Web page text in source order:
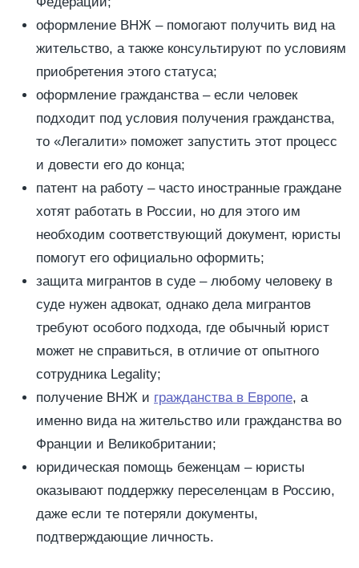
оформление ВНЖ – помогают получить вид на
жительство, а также консультируют по условиям
приобретения этого статуса;
оформление гражданства – если человек
подходит под условия получения гражданства,
то «Легалити» поможет запустить этот процесс
и довести его до конца;
патент на работу – часто иностранные граждане
хотят работать в России, но для этого им
необходим соответствующий документ, юристы
помогут его официально оформить;
защита мигрантов в суде – любому человеку в
суде нужен адвокат, однако дела мигрантов
требуют особого подхода, где обычный юрист
может не справиться, в отличие от опытного
сотрудника Legality;
получение ВНЖ и гражданства в Европе, а
именно вида на жительство или гражданства во
Франции и Великобритании;
юридическая помощь беженцам – юристы
оказывают поддержку переселенцам в Россию,
даже если те потеряли документы,
подтверждающие личность.